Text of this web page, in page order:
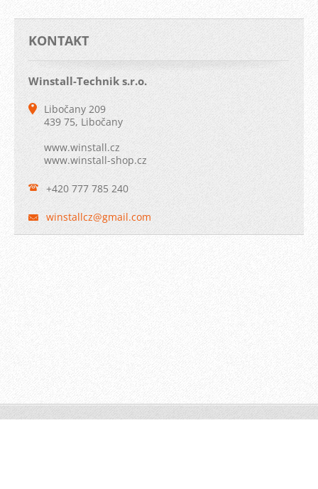
KONTAKT
Winstall-Technik s.r.o.
Libočany 209
439 75, Libočany
www.winstall.cz
www.winstall-shop.cz
+420 777 785 240
winstallcz@gmail.com